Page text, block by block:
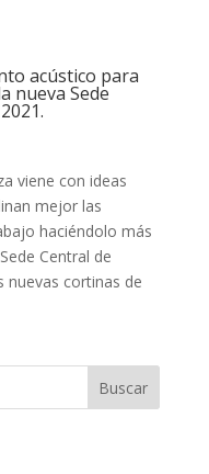
acústico para
nueva Sede
viene con ideas
mejor las
haciéndolo más
Central de
nuevas cortinas de